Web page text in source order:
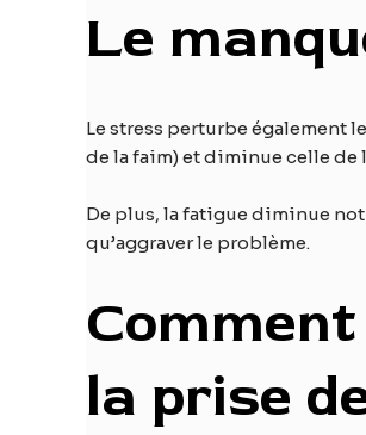
Le
Le stress perturbe également le
de la faim) et diminue celle de
De plus, la fatigue diminue
qu’aggraver le problème.
la prise